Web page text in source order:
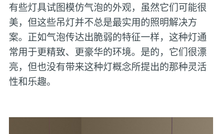
有些灯具试图模仿气泡的外观，虽然它们可能很
美，但这些吊灯并不总是最实用的照明解决方
案。正如气泡传达出脆弱的特征一样，这种灯通
常用于更精致、更豪华的环境。是的，它们很漂
亮，但也没有带来这种灯概念所提出的那种灵活
性和乐趣。